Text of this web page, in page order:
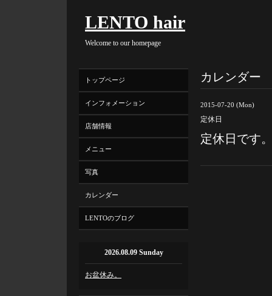
LENTO hair
Welcome to our homepage
カレンダー
2015-07-20 (Mon)
定休日
定休日です
トップページ
インフォメーション
店舗情報
メニュー
写真
カレンダー
LENTOのブログ
2026.08.09 Sunday
お盆休み。